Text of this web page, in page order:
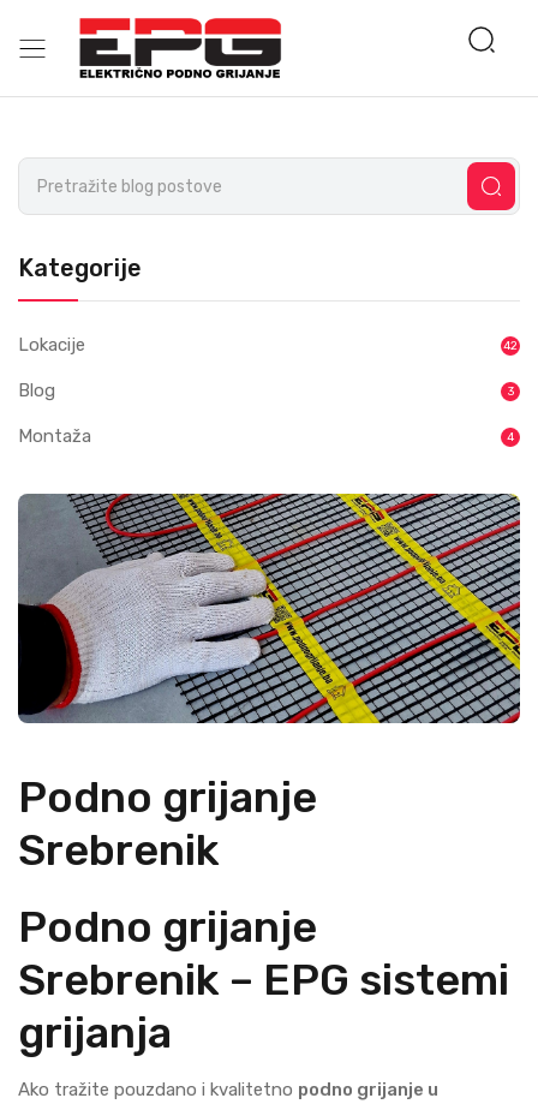
Podno grijanje
Srebrenik
Podno grijanje
Srebrenik – EPG sistemi
grijanja
Ako tražite pouzdano i kvalitetno podno grijanje u
Kategorije
Lokacije 42
Blog 3
Montaža 4